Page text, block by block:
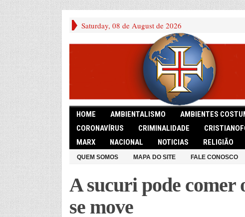
Saturday, 08 de August de 2026
HOME AMBIENTALISMO AMBIENTES
CORONAVÍRUS
CRIMINALIDADE
MARX
NACIONAL NOTICIAS RELIGIÃO
QUEM SOMOS MAPA DO SITE FALE CONOSCO
A sucuri pode comer
se move